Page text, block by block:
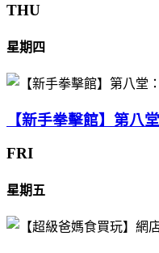
THU
星期四
【新手拳擊館】第八
FRI
星期五